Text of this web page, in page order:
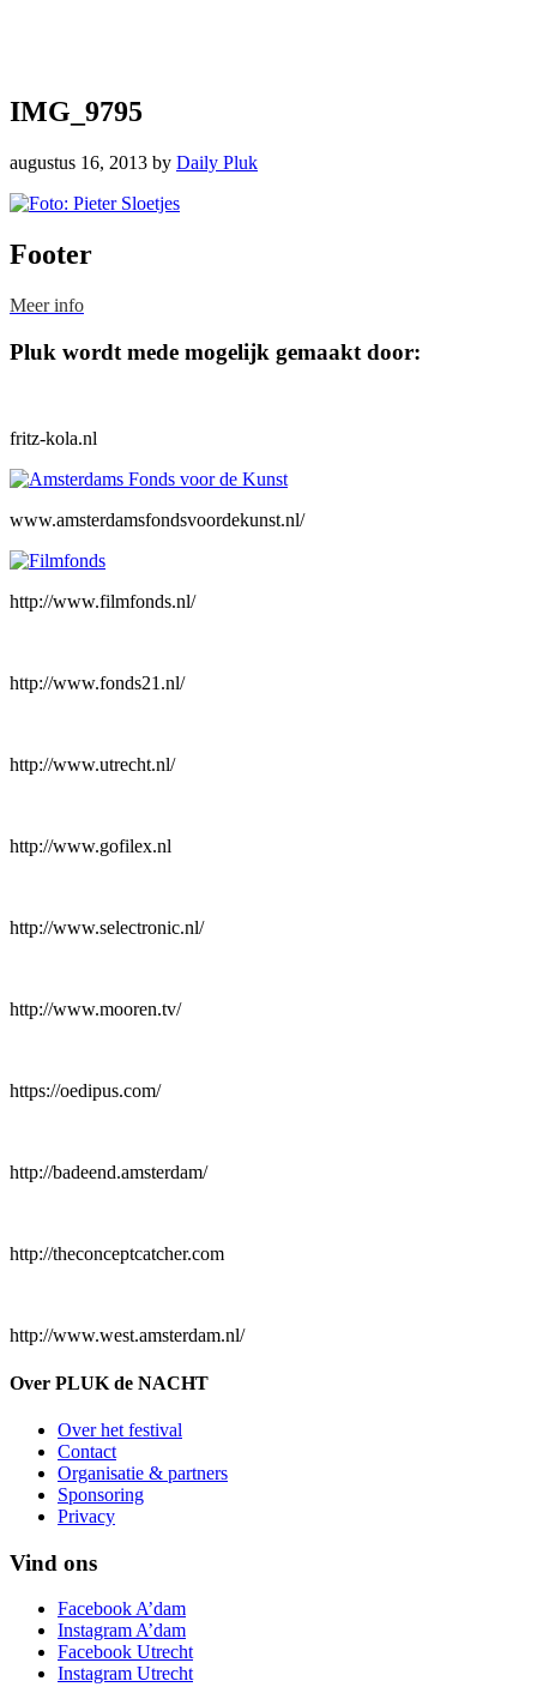
IMG_9795
augustus 16, 2013 by Daily Pluk
Footer
Meer info
Pluk wordt mede mogelijk gemaakt door:
fritz-kola.nl
www.amsterdamsfondsvoordekunst.nl/
http://www.filmfonds.nl/
http://www.fonds21.nl/
http://www.utrecht.nl/
http://www.gofilex.nl
http://www.selectronic.nl/
http://www.mooren.tv/
https://oedipus.com/
http://badeend.amsterdam/
http://theconceptcatcher.com
http://www.west.amsterdam.nl/
Over PLUK de NACHT
Over het festival
Contact
Organisatie & partners
Sponsoring
Privacy
Vind ons
Facebook A’dam
Instagram A’dam
Facebook Utrecht
Instagram Utrecht